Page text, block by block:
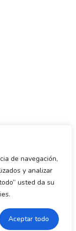
de navegación,
y analizar
usted da su
Aceptar todo
0
de privacidad
y condiciones